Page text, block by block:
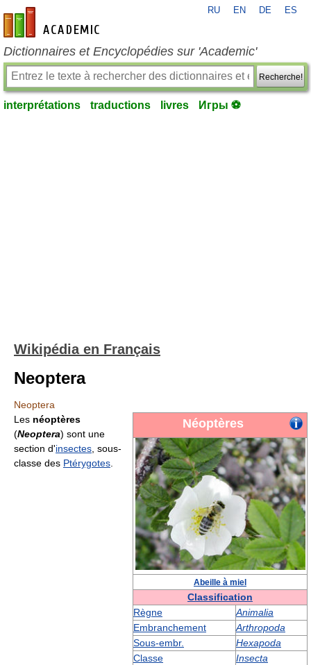
fr-academic.com
RU EN DE ES
Dictionnaires et Encyclopédies sur 'Academic'
Recherche!
interprétations traductions livres Игры ⚽
Wikipédia en Français
Neoptera
Neoptera
Néoptères
Abeille à miel
Classification
Règne
Animalia
Embranchement
Arthropoda
Sous-embr.
Hexapoda
Classe
Insecta
Les néoptères
(Neoptera) sont une
section d'insectes , sous-
classe des Ptérygotes